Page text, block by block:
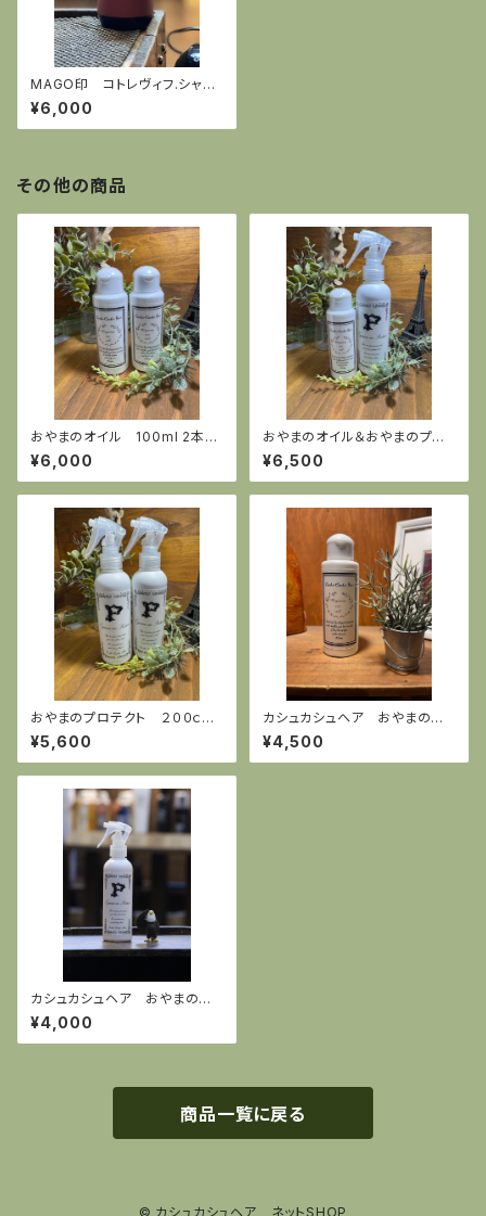
MAGO印 コトレヴィフ.シャン
プー 500ml
¥6,000
その他の商品
おやまのオイル 100ml 2本セ
ット
¥6,000
おやまのオイル＆おやまのプロ
テクトセット
¥6,500
おやまのプロテクト ２００ｃ
ｃ 2本セット
¥5,600
カシュカシュヘア おやまのオ
イル100ml
¥4,500
カシュカシュヘア おやまのプ
ロテクト 200ml
¥4,000
商品一覧に戻る
© カシュカシュヘア ネットSHOP